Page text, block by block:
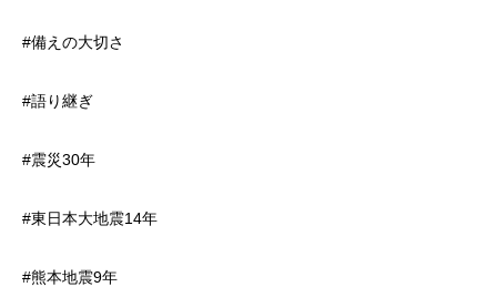
#備えの大切さ
#語り継ぎ
#震災30年
#東日本大地震14年
#熊本地震9年